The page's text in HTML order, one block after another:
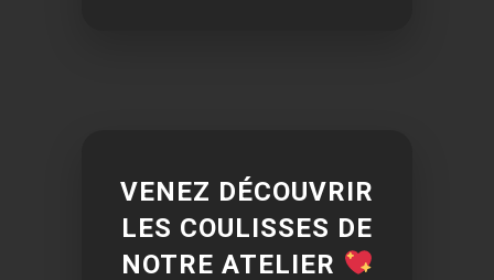
VENEZ DÉCOUVRIR
LES COULISSES DE
NOTRE ATELIER